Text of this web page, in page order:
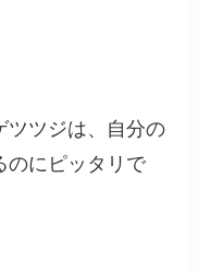
ツツジは、自分の
のにピッタリで